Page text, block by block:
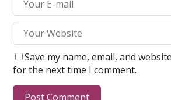
Save my name, email, and
for the next time I comment.